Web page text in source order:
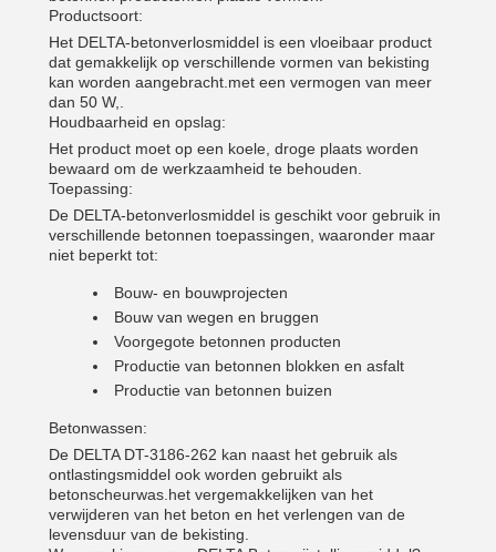
Productsoort:
Het DELTA-betonverlosmiddel is een vloeibaar product
dat gemakkelijk op verschillende vormen van bekisting
kan worden aangebracht.met een vermogen van meer
dan 50 W,.
Houdbaarheid en opslag:
Het product moet op een koele, droge plaats worden
bewaard om de werkzaamheid te behouden.
Toepassing:
De DELTA-betonverlosmiddel is geschikt voor gebruik in
verschillende betonnen toepassingen, waaronder maar
niet beperkt tot:
Bouw- en bouwprojecten
Bouw van wegen en bruggen
Voorgegote betonnen producten
Productie van betonnen blokken en asfalt
Productie van betonnen buizen
Betonwassen:
De DELTA DT-3186-262 kan naast het gebruik als
ontlastingsmiddel ook worden gebruikt als
betonscheurwas.het vergemakkelijken van het
verwijderen van het beton en het verlengen van de
levensduur van de bekisting.